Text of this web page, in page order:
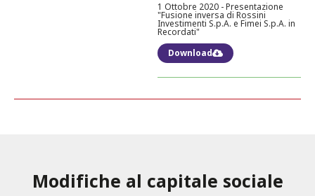
1 Ottobre 2020 - Presentazione
"Fusione inversa di Rossini
Investimenti S.p.A. e Fimei S.p.A. in
Recordati"
Download
Modifiche al capitale sociale